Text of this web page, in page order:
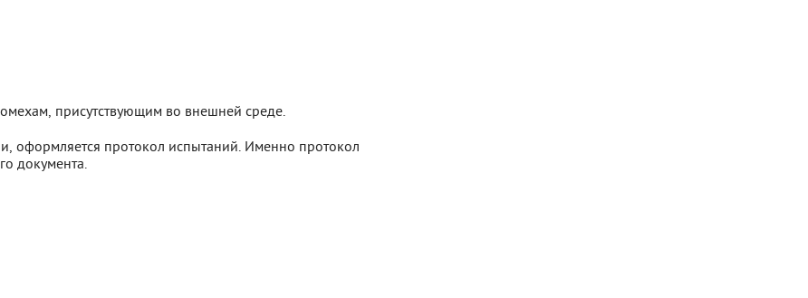
присутствующим во внешней среде.
оформляется протокол испытаний. Именно протокол
документа.